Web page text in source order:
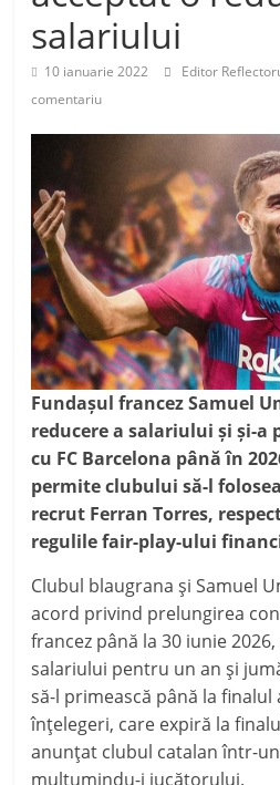
salariului
10 ianuarie 2022 Editor
comentariu
Fundaşul francez Samuel
reducere a salariului și și-
cu FC Barcelona până în
permite clubului să-l
recrut Ferran Torres,
regulile fair-play-ului
Clubul blaugrana şi Samuel
acord privind prelungirea
francez până la 30 iunie
salariului pentru un an şi
să-l primească până la finalul
înţelegeri, care expiră la
anunţat clubul catalan într-
mulţumindu-i jucătorului.